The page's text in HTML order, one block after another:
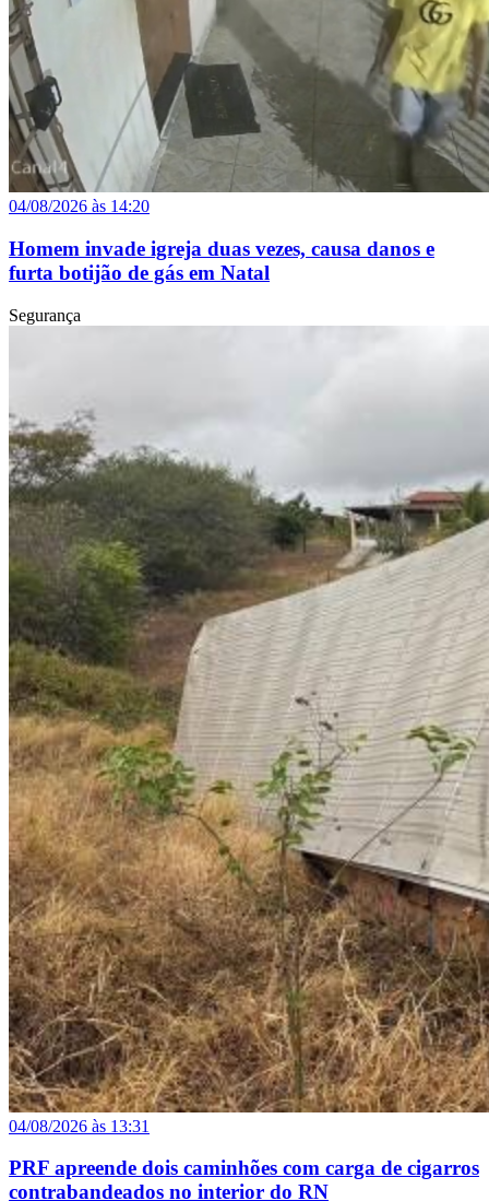
04/08/2026 às 14:20
Homem invade igreja duas vezes, causa danos e
furta botijão de gás em Natal
Segurança
04/08/2026 às 13:31
PRF apreende dois caminhões com carga de cigarros
contrabandeados no interior do RN